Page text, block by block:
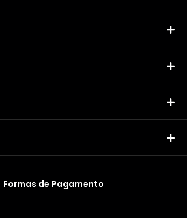
Formas de Pagamento